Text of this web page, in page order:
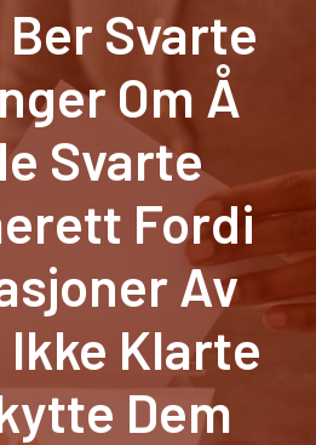
Ber Svarte
Om Å
Svarte
Fordi
Av
Klarte
Dem